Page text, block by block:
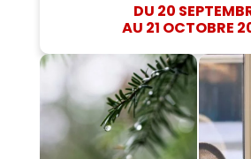
DU 20
AU 21 OCTOBRE